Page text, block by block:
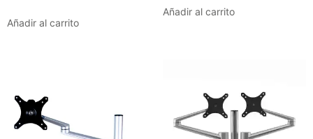
Añadir al carrito
Añadir al carrito